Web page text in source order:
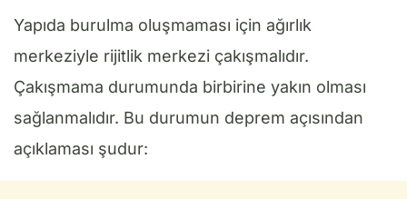
Yapıda burulma oluşmaması için ağırlık
merkeziyle rijitlik merkezi çakışmalıdır.
Çakışmama durumunda birbirine yakın olması
sağlanmalıdır. Bu durumun deprem açısından
açıklaması şudur: